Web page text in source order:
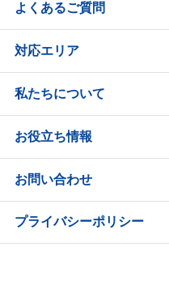
よくあるご質問
対応エリア
私たちについて
お役立ち情報
お問い合わせ
プライバシーポリシー